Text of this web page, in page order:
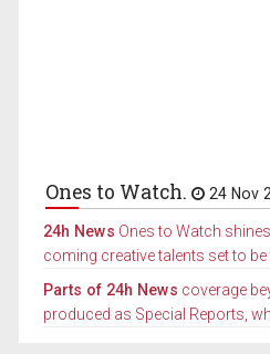
Ones to Watch. 24 Nov
24h News Ones to Watch
coming creative talents set to be
Parts of 24h News coverage
produced as Special Reports,